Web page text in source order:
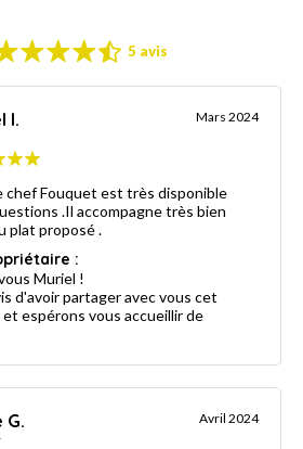
5 avis
l. Mars 2024
chef Fouquet est très disponible
.Il accompagne très bien
plat proposé .
:
Muriel !
d'avoir partager avec vous cet
espérons vous accueillir de
G. Avril 2024